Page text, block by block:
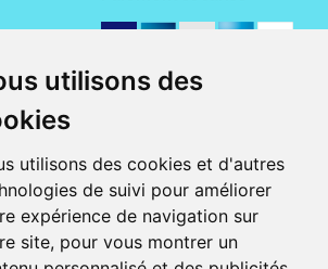
utilisons des
utilisons des cookies et d'autres
de suivi pour améliorer
expérience de navigation sur
site, pour vous montrer un
(80300) est une pharmacie française certifiée ISO
albert.fr " est le site internet de la pharmacie du centre
de plus de 11000 références, au prix les plus bas possible
orthopédie, matériel médical. 1700 en médicaments sans
albert.fr"
vous propose les service suivants :